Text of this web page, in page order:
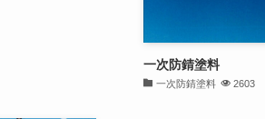
一次防錆塗料
一次防錆塗料 2603